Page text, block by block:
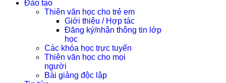
Đào tạo
Thiên văn học cho trẻ em
Giới thiệu / Hợp tác
Đăng ký/nhận thông tin lớp
học
Các khóa học trực tuyến
Thiên văn học cho mọi
người
Bài giảng độc lập